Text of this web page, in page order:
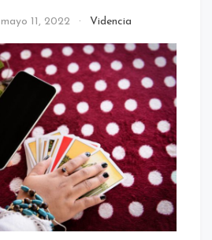
mayo 11, 2022 Videncia